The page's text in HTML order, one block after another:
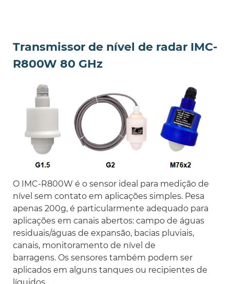
Transmissor de nível de radar IMC-
R800W 80 GHz
O IMC-R800W é o sensor ideal para medição de
nível sem contato em aplicações simples. Pesa
apenas 200g, é particularmente adequado para
aplicações em canais abertos: campo de águas
residuais/águas de expansão, bacias pluviais,
canais, monitoramento de nível de
barragens. Os sensores também podem ser
aplicados em alguns tanques ou recipientes de